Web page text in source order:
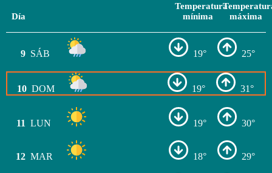
Día
Temperatura
mínima
máxima
9 SÁB 19° 25°
10 DOM 19° 31°
11 LUN 19° 30°
12 MAR 18° 29°